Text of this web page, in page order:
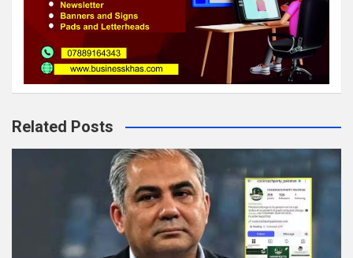
Related Posts